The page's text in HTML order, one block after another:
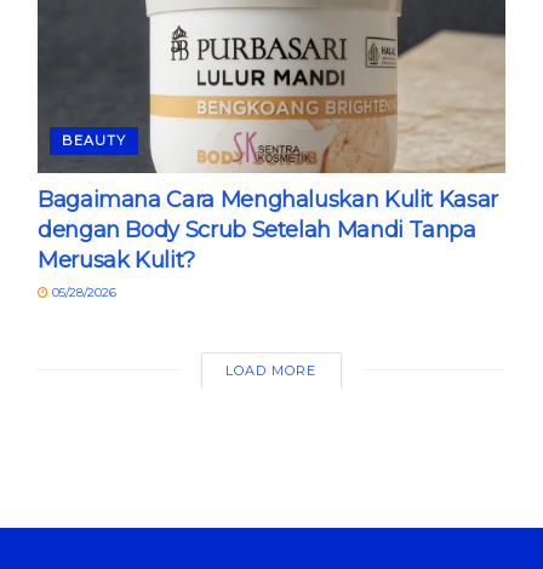
BEAUTY
Bagaimana Cara Menghaluskan Kulit Kasar
dengan Body Scrub Setelah Mandi Tanpa
Merusak Kulit?
05/28/2026
LOAD MORE